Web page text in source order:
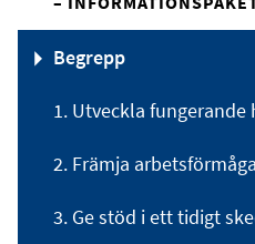
Begrepp
1. Utveckla
2. Främja
3. Ge stöd i ett tidigt